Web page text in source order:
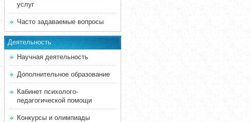
услуг
Часто задаваемые вопросы
Деятельность
Научная деятельность
Дополнительное образование
Кабинет психолого-
педагогической помощи
Конкурсы и олимпиады